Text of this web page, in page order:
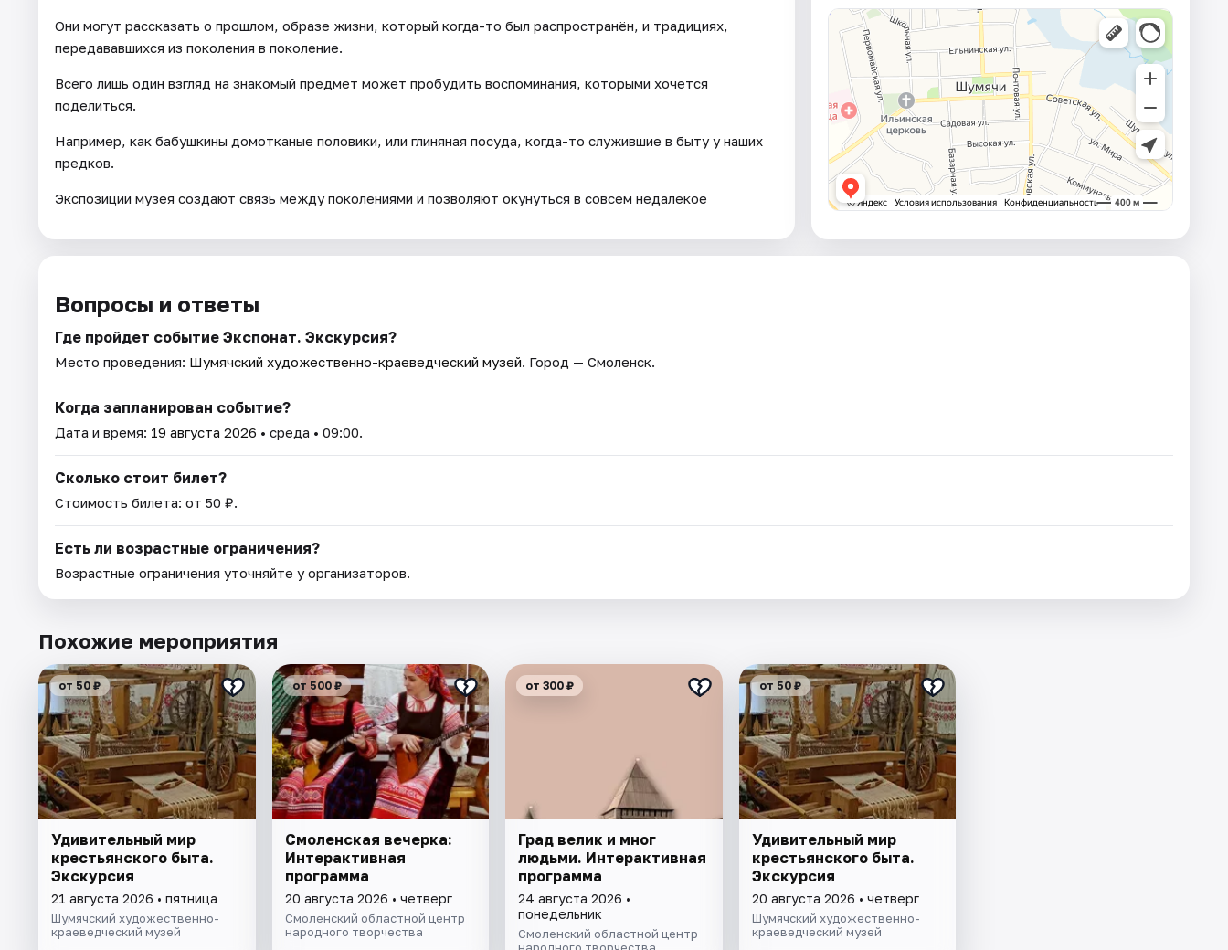
Они могут рассказать о прошлом, образе жизни, который когда-то был распространён, и традициях,
передававшихся из поколения в поколение.
Всего лишь один взгляд на знакомый предмет может пробудить воспоминания, которыми хочется
поделиться.
Например, как бабушкины домотканые половики, или глиняная посуда, когда-то служившие в быту у наших
предков.
Экспозиции музея создают связь между поколениями и позволяют окунуться в совсем недалекое
Вопросы и ответы
Где пройдет событие Экспонат. Экскурсия?
Место проведения: Шумячский художественно-краеведческий музей. Город — Смоленск.
Когда запланирован событие?
Дата и время: 19 августа 2026 • среда • 09:00.
Сколько стоит билет?
Стоимость билета: от 50 ₽.
Есть ли возрастные ограничения?
Возрастные ограничения уточняйте у организаторов.
Похожие мероприятия
от 50 ₽
Удивительный мир
крестьянского быта.
Экскурсия
21 августа 2026 • пятница
Шумячский художественно-
краеведческий музей
от 500 ₽
Смоленская вечерка:
Интерактивная
программа
20 августа 2026 • четверг
Смоленский областной центр
народного творчества
от 300 ₽
Град велик и мног
людьми. Интерактивная
программа
24 августа 2026 •
понедельник
Смоленский областной центр
от 50 ₽
Удивительный мир
крестьянского быта.
Экскурсия
20 августа 2026 • четверг
Шумячский художественно-
краеведческий музей